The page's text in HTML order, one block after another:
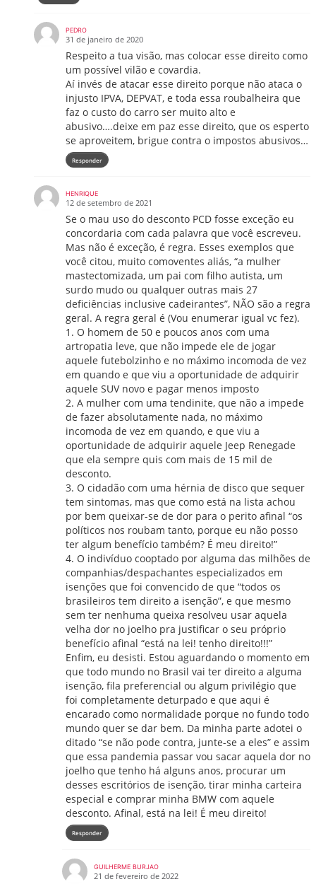
PEDRO
31 de janeiro de 2020
Respeito a tua visão, mas colocar esse direito como
um possível vilão e covardia.
Aí invés de atacar esse direito porque não ataca o
injusto IPVA, DEPVAT, e toda essa roubalheira que
faz o custo do carro ser muito alto e
abusivo….deixe em paz esse direito, que os esperto
se aproveitem, brigue contra o impostos abusivos…
Responder
HENRIQUE
12 de setembro de 2021
Se o mau uso do desconto PCD fosse exceção eu
concordaria com cada palavra que você escreveu.
Mas não é exceção, é regra. Esses exemplos que
você citou, muito comoventes aliás, “a mulher
mastectomizada, um pai com filho autista, um
surdo mudo ou qualquer outras mais 27
deficiências inclusive cadeirantes”, NÃO são a regra
geral. A regra geral é (Vou enumerar igual vc fez).
1. O homem de 50 e poucos anos com uma
artropatia leve, que não impede ele de jogar
aquele futebolzinho e no máximo incomoda de vez
em quando e que viu a oportunidade de adquirir
aquele SUV novo e pagar menos imposto
2. A mulher com uma tendinite, que não a impede
de fazer absolutamente nada, no máximo
incomoda de vez em quando, e que viu a
oportunidade de adquirir aquele Jeep Renegade
que ela sempre quis com mais de 15 mil de
desconto.
3. O cidadão com uma hérnia de disco que sequer
tem sintomas, mas que como está na lista achou
por bem queixar-se de dor para o perito afinal “os
políticos nos roubam tanto, porque eu não posso
ter algum benefício também? É meu direito!”
4. O indivíduo cooptado por alguma das milhões de
companhias/despachantes especializados em
isenções que foi convencido de que “todos os
brasileiros tem direito a isenção”, e que mesmo
sem ter nenhuma queixa resolveu usar aquela
velha dor no joelho pra justificar o seu próprio
benefício afinal “está na lei! tenho direito!!!”
Enfim, eu desisti. Estou aguardando o momento em
que todo mundo no Brasil vai ter direito a alguma
isenção, fila preferencial ou algum privilégio que
foi completamente deturpado e que aqui é
encarado como normalidade porque no fundo todo
mundo quer se dar bem. Da minha parte adotei o
ditado “se não pode contra, junte-se a eles” e assim
que essa pandemia passar vou sacar aquela dor no
joelho que tenho há alguns anos, procurar um
desses escritórios de isenção, tirar minha carteira
especial e comprar minha BMW com aquele
desconto. Afinal, está na lei! É meu direito!
Responder
GUILHERME BURJAO
21 de fevereiro de 2022